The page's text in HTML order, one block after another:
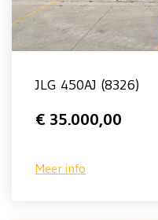
JLG 450AJ (8326)
€ 35.000,00
Meer info